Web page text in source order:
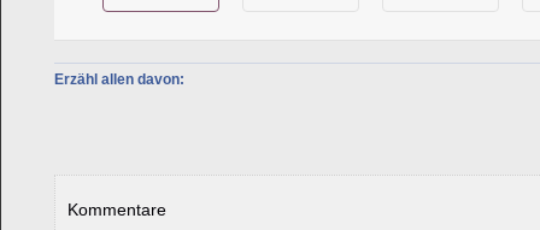
Erzähl allen davon:
Kommentare